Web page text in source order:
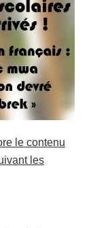
le contenu
les